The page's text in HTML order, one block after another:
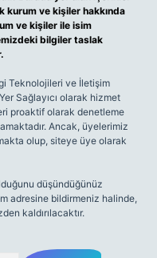
kurum ve kişiler hakkında
ve kişiler ile isim
bilgiler taslak
Teknolojileri ve İletişim
Sağlayıcı olarak hizmet
proaktif olarak denetleme
Ancak, üyelerimiz
olup, siteye üye olarak
düşündüğünüz
adresine bildirmeniz halinde,
kaldırılacaktır.